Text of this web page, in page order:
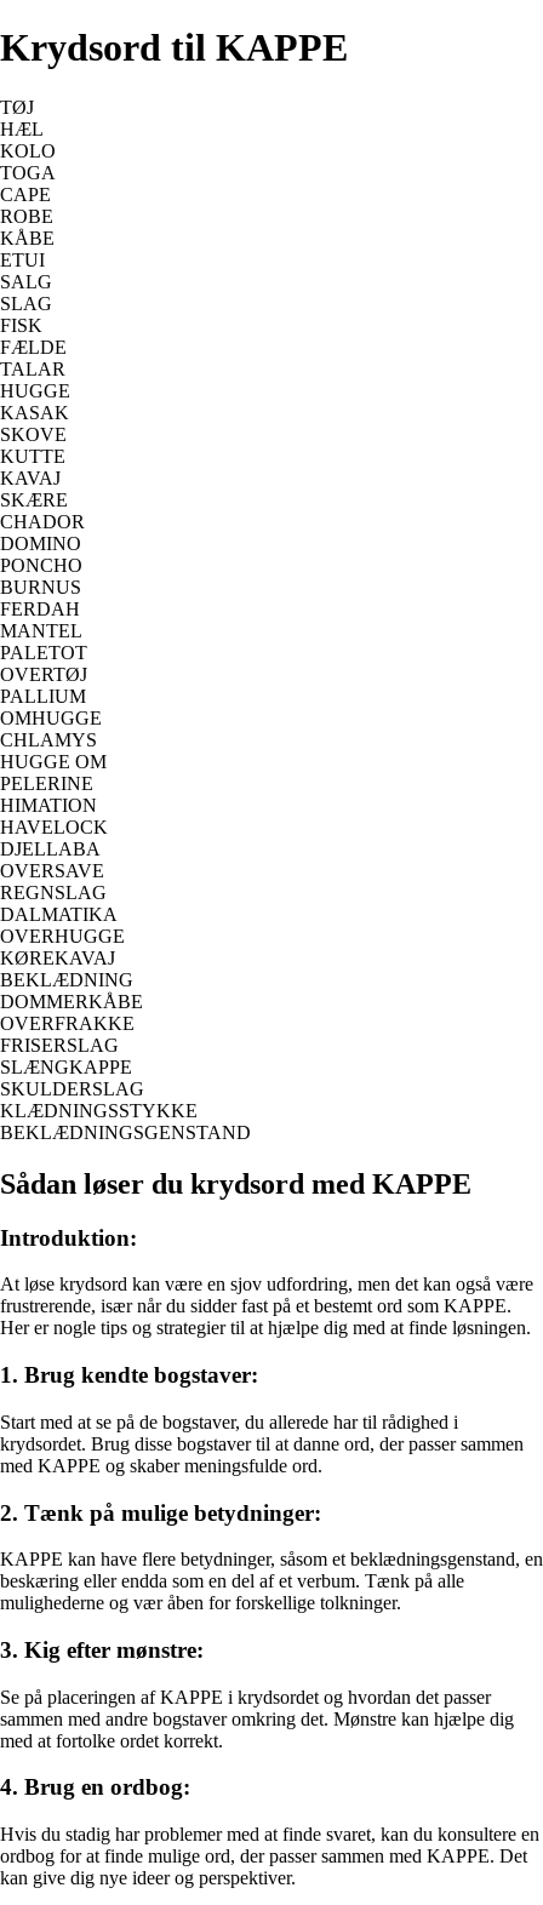
Krydsord til KAPPE
TØJ
HÆL
KOLO
TOGA
CAPE
ROBE
KÅBE
ETUI
SALG
SLAG
FISK
FÆLDE
TALAR
HUGGE
KASAK
SKOVE
KUTTE
KAVAJ
SKÆRE
CHADOR
DOMINO
PONCHO
BURNUS
FERDAH
MANTEL
PALETOT
OVERTØJ
PALLIUM
OMHUGGE
CHLAMYS
HUGGE OM
PELERINE
HIMATION
HAVELOCK
DJELLABA
OVERSAVE
REGNSLAG
DALMATIKA
OVERHUGGE
KØREKAVAJ
BEKLÆDNING
DOMMERKÅBE
OVERFRAKKE
FRISERSLAG
SLÆNGKAPPE
SKULDERSLAG
KLÆDNINGSSTYKKE
BEKLÆDNINGSGENSTAND
Sådan løser du krydsord med KAPPE
Introduktion:
At løse krydsord kan være en sjov udfordring, men det kan også være
frustrerende, især når du sidder fast på et bestemt ord som KAPPE.
Her er nogle tips og strategier til at hjælpe dig med at finde løsningen.
1. Brug kendte bogstaver:
Start med at se på de bogstaver, du allerede har til rådighed i
krydsordet. Brug disse bogstaver til at danne ord, der passer sammen
med KAPPE og skaber meningsfulde ord.
2. Tænk på mulige betydninger:
KAPPE kan have flere betydninger, såsom et beklædningsgenstand, en
beskæring eller endda som en del af et verbum. Tænk på alle
mulighederne og vær åben for forskellige tolkninger.
3. Kig efter mønstre:
Se på placeringen af KAPPE i krydsordet og hvordan det passer
sammen med andre bogstaver omkring det. Mønstre kan hjælpe dig
med at fortolke ordet korrekt.
4. Brug en ordbog:
Hvis du stadig har problemer med at finde svaret, kan du konsultere en
ordbog for at finde mulige ord, der passer sammen med KAPPE. Det
kan give dig nye ideer og perspektiver.